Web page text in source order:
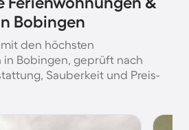
Bobingen
den höchsten
Bobingen, geprüft nach
Sauberkeit und Preis-